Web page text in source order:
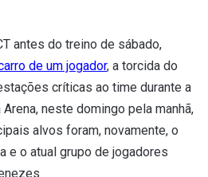
antes do treino de sábado,
de um jogador, a torcida do
críticas ao time durante a
neste domingo pela manhã,
alvos foram, novamente, o
e o atual grupo de jogadores